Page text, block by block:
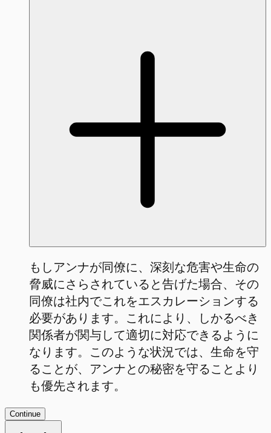
もしアンナが同僚に、深刻な危害や生命の
脅威にさらされていると告げた場合、その
同僚は社内でこれをエスカレーションする
必要があります。これにより、しかるべき
関係者が関与して適切に対応できるように
なります。このような状況では、生命を守
ることが、アンナとの秘密を守ることより
も優先されます。
Continue